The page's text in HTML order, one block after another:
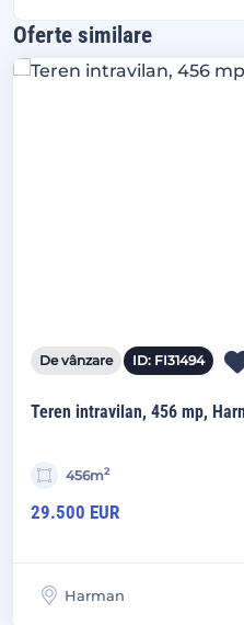
Oferte similare
De vânzare ID: FI31494
Teren intravilan, 456 mp,
456m2
29.500 EUR
Harman